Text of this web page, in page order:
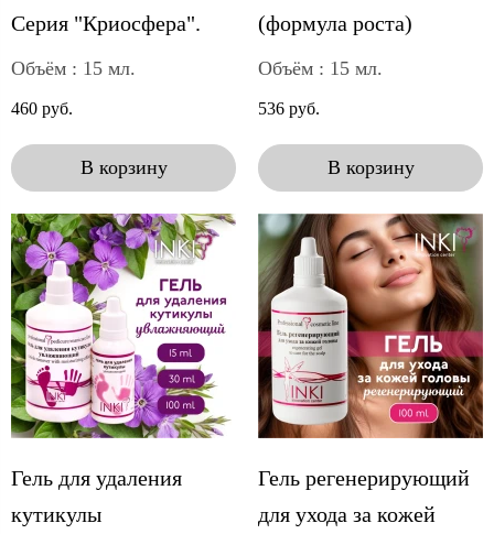
Серия "Криосфера".
Объём : 15 мл.
460 руб.
В корзину
(формула роста)
Объём : 15 мл.
536 руб.
В корзину
Гель для удаления
кутикулы
Гель регенерирующий
для ухода за кожей